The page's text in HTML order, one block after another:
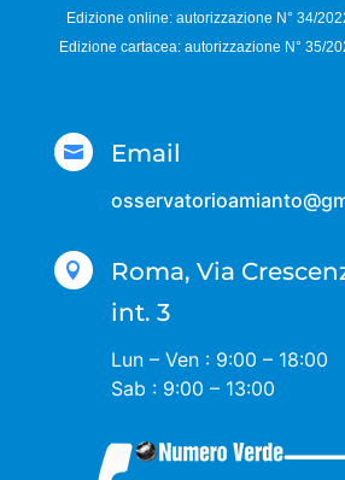
Edizione online: autorizzazione N°34/
Edizione cartacea: autorizzazione N° 35/
 Email

Roma, Via
int. 3
Lun – Ven : 9:00 – 18:00
Sab : 9:00 – 13:00